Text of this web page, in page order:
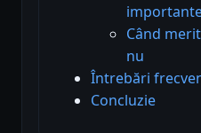
Când
nu
Întrebări
Concluzie